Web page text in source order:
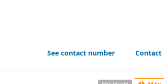
See contact number Contact